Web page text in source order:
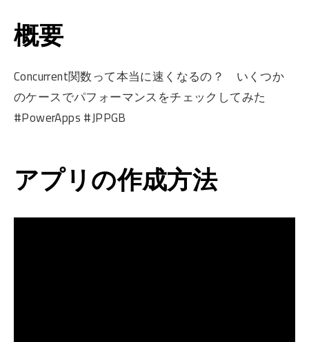
概要
Concurrent関数って本当に速くなるの？ いくつか
のケースでパフォーマンスをチェックしてみた
#PowerApps #JPPGB
アプリの作成方法